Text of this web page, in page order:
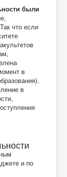
были
что если
в
в
и по